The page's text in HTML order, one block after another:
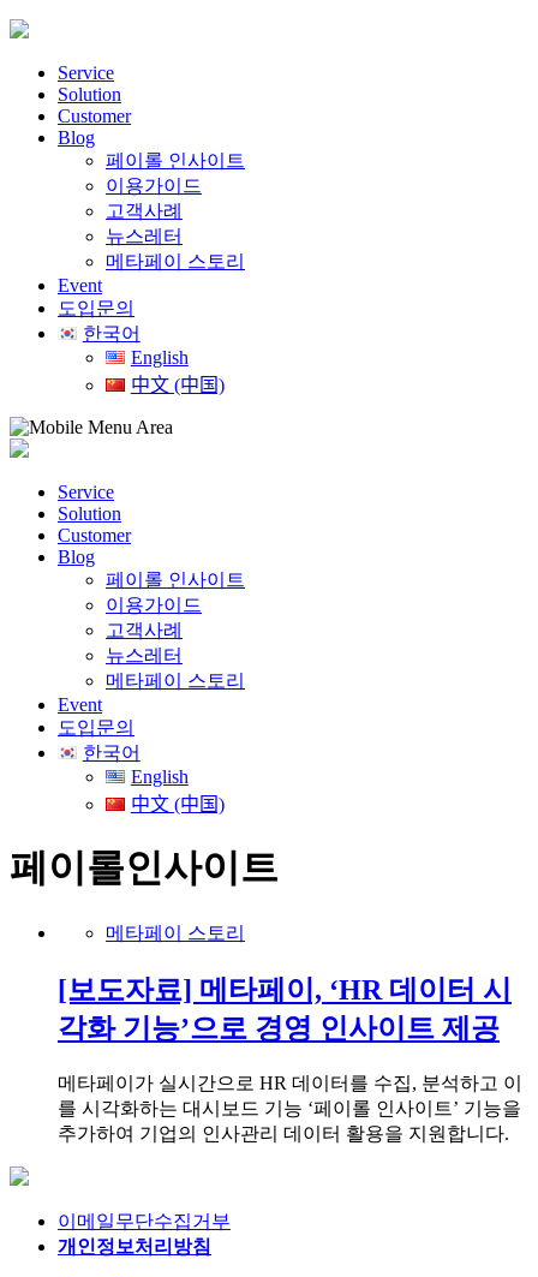
Skip
contentService
Solution
Customer
Blog
페이롤 인사이트
이용가이드
고객사례
뉴스레터
메타페이 스토리
Event
도입문의
한국어
English
中文 (中国)
Service
Solution
Customer
Blog
페이롤 인사이트
이용가이드
고객사례
뉴스레터
메타페이 스토리
Event
도입문의
한국어
English
中文 (中国)
페이롤인사이트
메타페이 스토리
[보도자료] 메타페이, ‘HR 데이터 시
각화 기능’으로 경영 인사이트 제공
메타페이가 실시간으로 HR 데이터를 수집, 분석하고 이
를 시각화하는 대시보드 기능 ‘페이롤 인사이트’ 기능을
추가하여 기업의 인사관리 데이터 활용을 지원합니다.
이메일무단수집거부
개인정보처리방침